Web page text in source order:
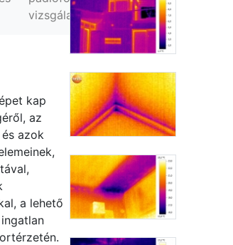
vizsgálat
kap
az
azok
a lehető